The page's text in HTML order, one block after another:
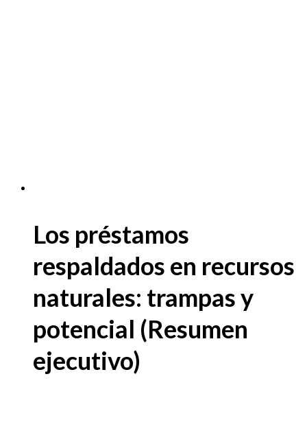
Los préstamos
respaldados en recursos
naturales: trampas y
potencial (Resumen
ejecutivo)